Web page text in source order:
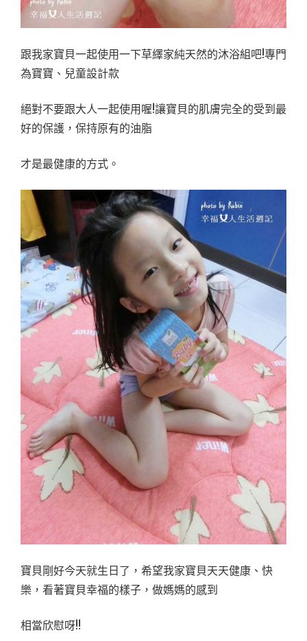
跟我家寶貝一起使用一下草繹家純天然的沐浴組吧!專門
為寶寶、兒童設計款
絕對不要跟大人一起使用喔!讓寶貝的肌膚完全的受到最
好的保護，保持原有的油脂
才是最健康的方式。
寶貝剛好今天就生日了，希望我家寶貝天天健康、快
樂，看著寶貝幸福的樣子，做媽媽的感到
相當欣慰呀!!